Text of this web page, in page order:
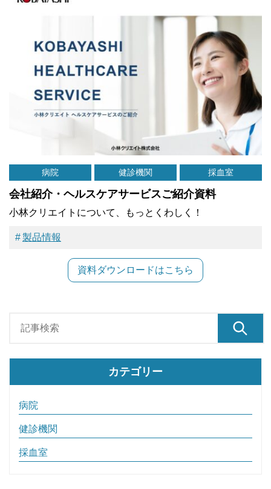
病院 健診機関 採血室
会社紹介・ヘルスケアサービスご紹介資料
小林クリエイトについて、もっとくわしく！
製品情報
資料ダウンロードはこちら
カテゴリー
病院
健診機関
採血室